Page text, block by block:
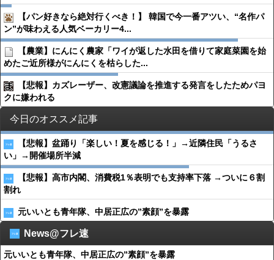
【パン好きなら絶対行くべき！】 韓国で今一番アツい、“名作パ
ン”が味わえる人気ベーカリー4...
【農業】にんにく農家「ワイが返した水田を借りて家庭菜園を始
めたご近所様がにんにくを枯らした...
【悲報】カズレーザー、改憲議論を推進する発言をしたためパヨ
クに嫌われる
今日のオススメ記事
【悲報】盆踊り「楽しい！夏を感じる！」→近隣住民「うるさ
い」→開催場所半減
【悲報】高市内閣、消費税1％表明でも支持率下落 →ついに６割
割れ
元いいとも青年隊、中居正広の”素顔”を暴露
News@フレ速
元いいとも青年隊、中居正広の”素顔”を暴露